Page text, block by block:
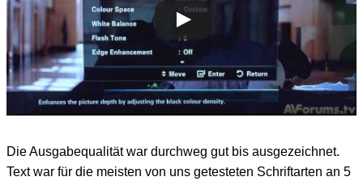
Die Ausgabequalität war durchweg gut bis ausgezeichnet.
Text war für die meisten von uns getesteten Schriftarten an 5